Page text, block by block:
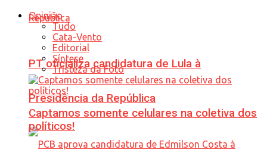
PT oficializa candidatura de Lula à
Presidência da República
Opinião
Tudo
Cata-Vento
Editorial
Síntese
Tristeza da Foto
Captamos somente celulares na coletiva dos
políticos!